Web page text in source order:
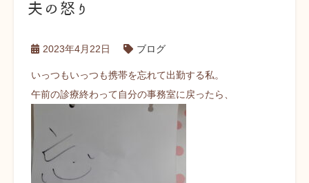
夫の怒り
2023年4月22日 ブログ
いっつもいっつも携帯を忘れて出勤する私。
午前の診療終わって自分の事務室に戻ったら、